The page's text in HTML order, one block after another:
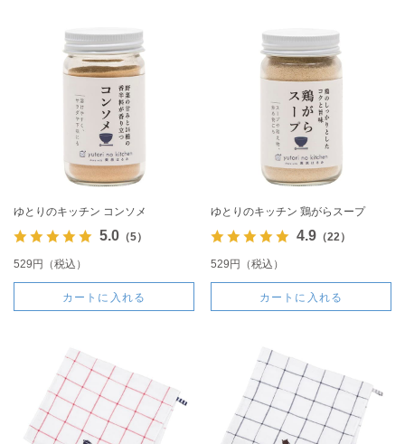
ゆとりのキッチン コンソメ
5.0（5）
529円（税込）
カートに入れる
ゆとりのキッチン 鶏がらスープ
4.9（22）
529円（税込）
カートに入れる